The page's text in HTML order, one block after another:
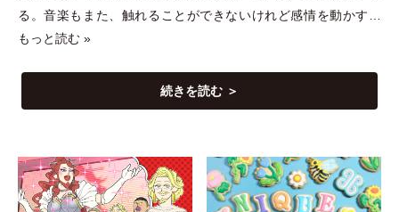
る。音楽もまた、触れることができないけれど感情を動かす…
もっと読む »
続きを読む ＞